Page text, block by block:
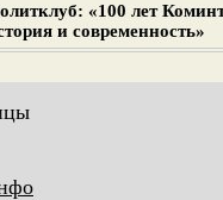
«100 лет
и современность»